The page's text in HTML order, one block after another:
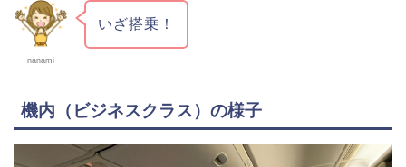
nanami
いざ搭乗！
機内（ビジネスクラス）の様子